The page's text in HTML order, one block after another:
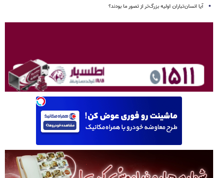
آیا انسان‌تباران اولیه بزرگ‌تر از تصور ما بودند؟